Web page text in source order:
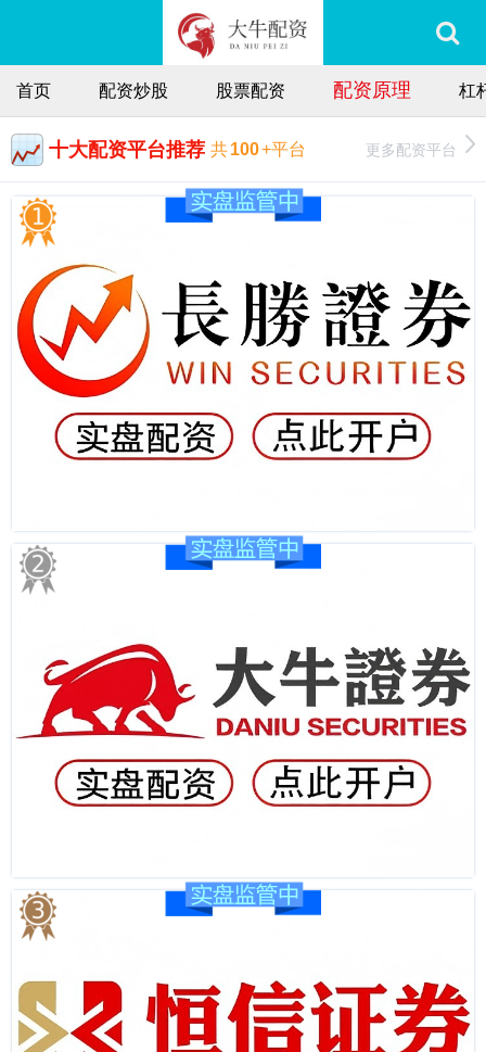
首页 配资炒股 股票配资 配资原理 杠
十大配资平台推荐 共100+平台 更多配资平台